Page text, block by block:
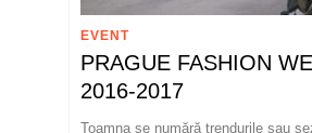
EVENT
PRAGUE FASHION
2016-2017
Toamna se numără trendurile sau